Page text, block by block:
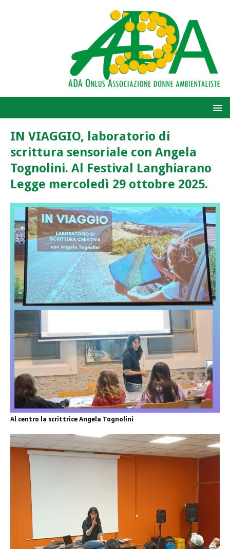
IN VIAGGIO, laboratorio di
scrittura sensoriale con Angela
Tognolini. Al Festival Langhiarano
Legge mercoledì 29 ottobre 2025.
Al centro la scrittrice Angela Tognolini